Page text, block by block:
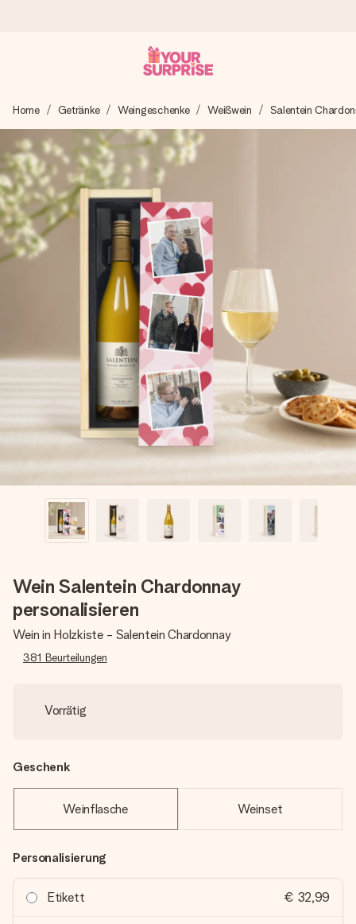
Wir bereiten dein Geschenk sorgfältig vor und schicken es
blitzschnell – damit du es genau zum richtigen Zeitpunkt
überreichen kannst, wenn es am meisten zählt.
4,8 (basierend auf +15.000 Bewertungen)
Unsere Geschenke begeistern. Kunden bewerten uns mit
4,8 bei Google Reviews (Gesamtergebnis aller Länder, in
die wir versenden).
Mit Liebe gemacht, im Handumdrehen
Erstelle etwas Einzigartiges in wenigen Schritten – mit
ihrem Namen, deinem Foto oder einer Nachricht von
Herzen. Kein Stress, nur pure Liebe für den perfekten
Home Getränke Weingeschenke Weißwein Salentein
Wein Salentein Chardonnay
personalisieren
Wein in Holzkiste - Salentein Chardonnay
381 Beurteilungen
Vorrätig
Geschenk
Weinflasche Weinset
Personalisierung
Etikett € 32,99